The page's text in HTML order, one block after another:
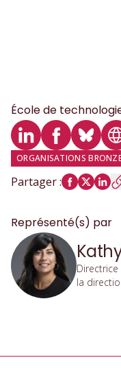
École de
Profil LinkedIn
Profil Facebook
Profil Site
ORGANISATIONS
Partager:
Représenté(s) par
la